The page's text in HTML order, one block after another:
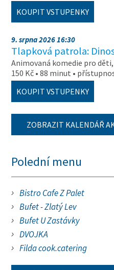
KOUPIT VSTUPENKY
9. srpna 2026 16:30
Tlapková patrola:
Animovaná komedie pro děti,
150 Kč • 88 minut •
KOUPIT VSTUPENKY
ZOBRAZIT KALENDÁŘ
Polední menu
Bistro Cafe Z Palet
Bufet - Zlatý Lev
Bufet U Zastávky
DVOJKA
Filda cook.catering